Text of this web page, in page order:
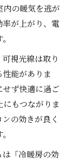
の暖気を逃が
率が上がり、電
視光線は取り
能がありま
ず快適に過ご
もつながりま
の効きが良く
「冷暖房の効